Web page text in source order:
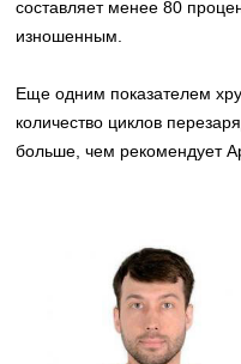
составляет менее 80
изношенным.
Еще одним показателем
количество циклов
больше, чем рекомендует